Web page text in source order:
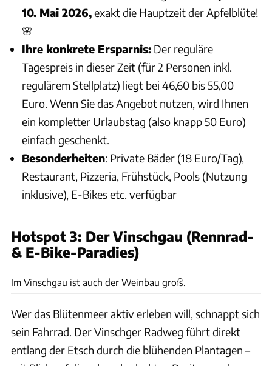
10. Mai 2026,exakt die Hauptzeit der Apfelblüte!
🌸
Ihre konkrete Ersparnis: Der reguläre
Tagespreis in dieser Zeit (für 2 Personen inkl.
regulärem Stellplatz) liegt bei 46,60 bis 55,00
Euro. Wenn Sie das Angebot nutzen, wird Ihnen
ein kompletter Urlaubstag (also knapp 50 Euro)
einfach geschenkt.
Besonderheiten: Private Bäder (18 Euro/Tag),
Restaurant, Pizzeria, Frühstück, Pools (Nutzung
inklusive), E-Bikes etc. verfügbar
Hotspot 3: Der Vinschgau (Rennrad-
& E-Bike-Paradies)
Im Vinschgau ist auch der Weinbau groß.
Wer das Blütenmeer aktiv erleben will, schnappt sich
sein Fahrrad. Der Vinschger Radweg führt direkt
entlang der Etsch durch die blühenden Plantagen –